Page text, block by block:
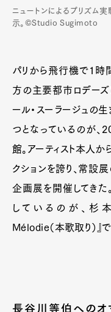
ニュートンによるプリズム
示。©Studio Sugimoto
パリから飛行機で1時
方の主要都市ロデー
ール・スーラージュの
つとなっているのが
館。アーティスト本人
クションを誇り、常設
企画展を開催してき
しているのが、杉
Mélodie（本歌取り）』で
長谷川等伯へのオ